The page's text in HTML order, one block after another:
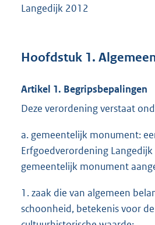
Langedijk 2012
Hoofdstuk 1.
Artikel 1. Begripsbepalingen
Deze verordening verstaat
a. gemeentelijk monument:
Erfgoedverordening
gemeentelijk monument
1. zaak die van algemeen
schoonheid, betekenis voor